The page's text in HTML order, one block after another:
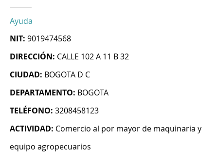
Ayuda
NIT: 9019474568
DIRECCIÓN: CALLE 102 A 11 B 32
CIUDAD: BOGOTA D C
DEPARTAMENTO: BOGOTA
TELÉFONO: 3208458123
ACTIVIDAD: Comercio al por mayor de maquinaria y
equipo agropecuarios